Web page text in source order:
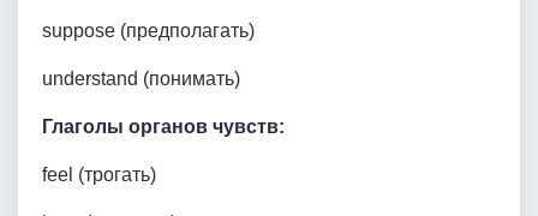
suppose (предполагать)
understand (понимать)
Глаголы органов чувств:
feel (трогать)